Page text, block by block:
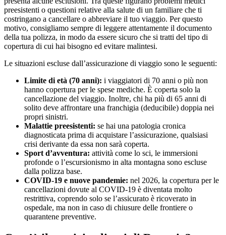
preesistenti o questioni relative alla salute di un familiare che ti
costringano a cancellare o abbreviare il tuo viaggio. Per questo
motivo, consigliamo sempre di leggere attentamente il documento
della tua polizza, in modo da essere sicuro che si tratti del tipo di
copertura di cui hai bisogno ed evitare malintesi.
Le situazioni escluse dall’assicurazione di viaggio sono le seguenti:
Limite di età (70 anni): i viaggiatori di 70 anni o più non
hanno copertura per le spese mediche. È coperta solo la
cancellazione del viaggio. Inoltre, chi ha più di 65 anni di
solito deve affrontare una franchigia (deducibile) doppia nei
propri sinistri.
Malattie preesistenti: se hai una patologia cronica
diagnosticata prima di acquistare l’assicurazione, qualsiasi
crisi derivante da essa non sarà coperta.
Sport d’avventura: attività come lo sci, le immersioni
profonde o l’escursionismo in alta montagna sono escluse
dalla polizza base.
COVID-19 e nuove pandemie: nel 2026, la copertura per le
cancellazioni dovute al COVID-19 è diventata molto
restrittiva, coprendo solo se l’assicurato è ricoverato in
ospedale, ma non in caso di chiusure delle frontiere o
quarantene preventive.